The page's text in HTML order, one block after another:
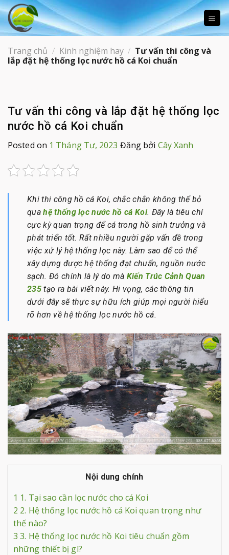
Skip
to
content
Trang chủ / Kinh nghiệm hay / Tư vấn thi công và
lắp đặt hệ thống lọc nước hồ cá Koi chuẩn
Tư vấn thi công và lắp đặt hệ thống lọc
nước hồ cá Koi chuẩn
Posted on 1 Tháng Tư, 2023 Đăng bởi Cây Xanh
Khi thi công hồ cá Koi, chắc chắn không thể bỏ
quahệ thống lọc nước hồ cá Koi. Đây là tiêu chí
cực kỳ quan trọng để cá trong hồ sinh trưởng và
phát triển tốt. Rất nhiều người gặp vấn đề trong
việc xử lý hệ thống lọc này. Làm sao để có thể
xây dựng được hệ thống đạt chuẩn, nguồn nước
sạch. Đó chính là lý do mà Kiến Trúc Cảnh Quan
235tạo ra bài viết này. Hi vọng, các thông tin
dưới đây sẽ thực sự hữu ích giúp mọi người hiểu
rõ hơn về hệ thống lọc nước hồ cá.
Nội dung chính
1 1. Tại sao cần lọc nước cho cá Koi
2 2. Hệ thống lọc nước hồ cá Koi quan trọng như
thế nào?
3 3. Hệ thống lọc nước hồ Koi tiêu chuẩn gồm
những thiết bị gì?